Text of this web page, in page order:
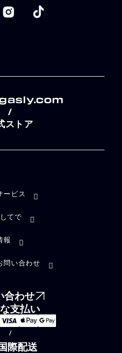
/
ストア
ービス
てで
報
問い合わせ
合わせ
支払い
/
際配送